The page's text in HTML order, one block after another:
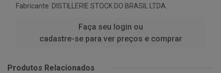
Fabricante: DISTILLERIE STOCK DO BRASIL LTDA.
Faça seu login ou
cadastre-se para ver preços e comprar
Produtos Relacionados